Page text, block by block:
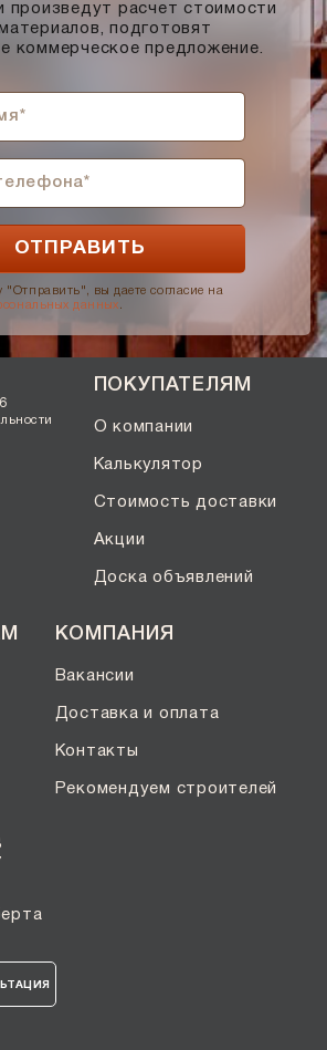
произведут расчет стоимости
подготовят
коммерческое предложение.
вы даете согласие на
данных .
ПОКУПАТЕЛЯМ
О компании
Калькулятор
Стоимость доставки
Акции
Доска объявлений
КОМПАНИЯ
Вакансии
Доставка и оплата
Контакты
Рекомендуем строителей